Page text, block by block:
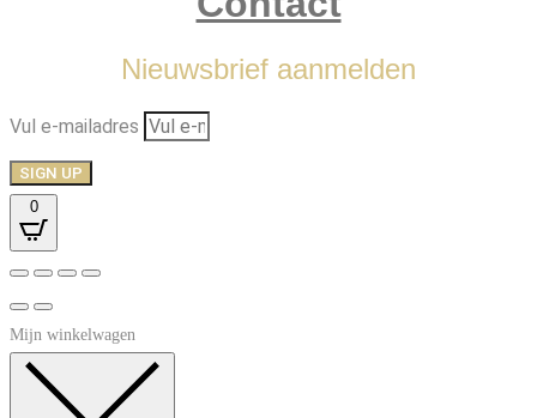
Nieuwsbrief aanmelden
Vul e-mailadres
SIGN UP
0
Mijn winkelwagen